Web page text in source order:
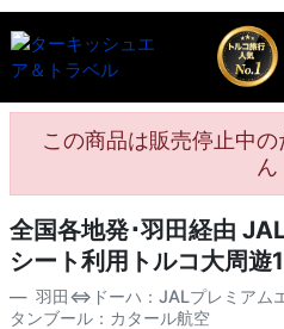
この商品は販売停止中
ん
全国各地発･羽田経由
シート利用トルコ大周遊
羽田⇔ドーハ：JALプレミアム
タンブール：カタール航空